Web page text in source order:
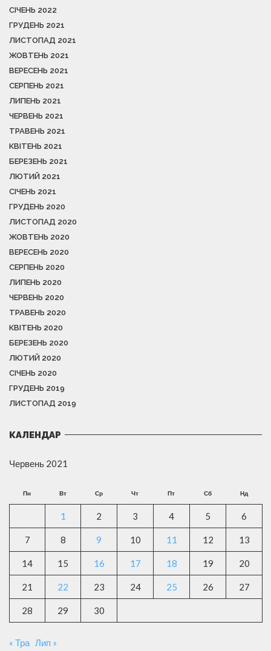
СІЧЕНЬ 2022
ГРУДЕНЬ 2021
ЛИСТОПАД 2021
ЖОВТЕНЬ 2021
ВЕРЕСЕНЬ 2021
СЕРПЕНЬ 2021
ЛИПЕНЬ 2021
ЧЕРВЕНЬ 2021
ТРАВЕНЬ 2021
КВІТЕНЬ 2021
БЕРЕЗЕНЬ 2021
ЛЮТИЙ 2021
СІЧЕНЬ 2021
ГРУДЕНЬ 2020
ЛИСТОПАД 2020
ЖОВТЕНЬ 2020
ВЕРЕСЕНЬ 2020
СЕРПЕНЬ 2020
ЛИПЕНЬ 2020
ЧЕРВЕНЬ 2020
ТРАВЕНЬ 2020
КВІТЕНЬ 2020
БЕРЕЗЕНЬ 2020
ЛЮТИЙ 2020
СІЧЕНЬ 2020
ГРУДЕНЬ 2019
ЛИСТОПАД 2019
КАЛЕНДАР
Червень 2021
Пн Вт Ср Чт Пт Сб Нд
1 2 3 4 5 6
7 8 9 10 11 12 13
14 15 16 17 18 19 20
21 22 23 24 25 26 27
28 29 30
« Тра Лип »